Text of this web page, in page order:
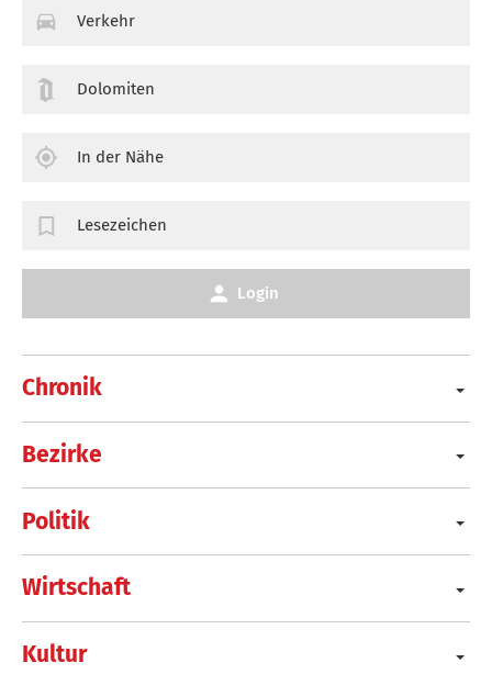
Chronik
Bezirke
Politik
Wirtschaft
Kultur
Verkehr
Dolomiten
In der Nähe
Lesezeichen
Login